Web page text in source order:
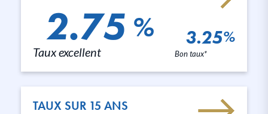
2.75 %
Taux excellent
3.25%
Bon taux*
TAUX SUR 15 ANS